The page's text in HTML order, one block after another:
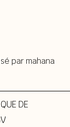
par mahana
DE